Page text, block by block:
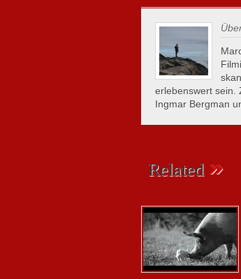
erlebenswert sein.
Ingmar Bergman
Related »